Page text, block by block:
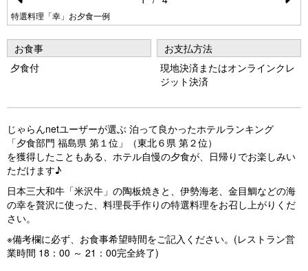
Pr
e
vi
o
特選料理「幸」お夕食一例
e
xt
お食事
夕食付
お支払方法
現地決済またはオンラインクレ
ジット決済
じゃらんnetユーザーが選ぶ 泊って良かったホテルランキング
「夕食部門 福島県 第１位」（東北６県 第２位）
を獲得したこともある、ホテル自慢の夕食が、日帰りでお楽しみい
ただけます♪
日本三大和牛「米沢牛」の陶板焼きと、伊勢海老、金目鯛などの海
の幸を贅沢に使った、料理長手作りの特選料理をお召し上がりくだ
さい。
※備考欄に必ず、お食事希望時間をご記入ください。(レストラン営
業時間 18：00 ～ 21：00完全終了)